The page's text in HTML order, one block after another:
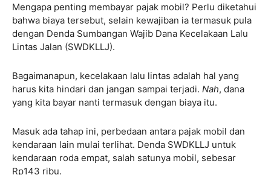
Mengapa penting membayar pajak mobil? Perlu diketahui
bahwa biaya tersebut, selain kewajiban ia termasuk pula
dengan Denda Sumbangan Wajib Dana Kecelakaan Lalu
Lintas Jalan (SWDKLLJ).
Bagaimanapun, kecelakaan lalu lintas adalah hal yang
harus kita hindari dan jangan sampai terjadi. Nah, dana
yang kita bayar nanti termasuk dengan biaya itu.
Masuk ada tahap ini, perbedaan antara pajak mobil dan
kendaraan lain mulai terlihat. Denda SWDKLLJ untuk
kendaraan roda empat, salah satunya mobil, sebesar
Rp143 ribu.